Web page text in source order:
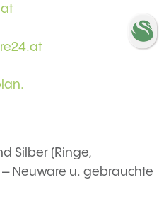
Silber (Ringe,
Neuware u. gebrauchte